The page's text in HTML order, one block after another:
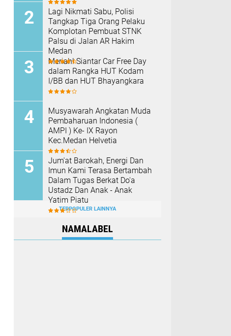
Lagi Nikmati Sabu, Polisi
Tangkap Tiga Orang Pelaku
Komplotan Pembuat STNK
Palsu di Jalan AR Hakim
Medan
Meriah! Siantar Car Free Day
dalam Rangka HUT Kodam
I/BB dan HUT Bhayangkara
Musyawarah Angkatan Muda
Pembaharuan Indonesia (
AMPI ) Ke- IX Rayon
Kec.Medan Helvetia
Jum'at Barokah, Energi Dan
Imun Kami Terasa Bertambah
Dalam Tugas Berkat Do'a
Ustadz Dan Anak - Anak
Yatim Piatu
TERPOPULER LAINNYA
NAMALABEL